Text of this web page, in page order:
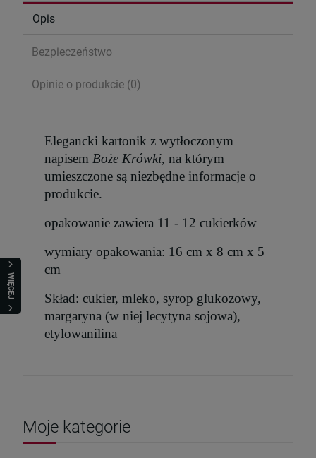
29,99 zł
Cena regularna: 39,99 zł
Najniższa cena: 29,99 zł
szt.
DO KOSZYKA
WIĘCEJ
Opis
Bezpieczeństwo
Opinie o produkcie (0)
Elegancki kartonik z wytłoczonym
napisem Boże Krówki, na którym
umieszczone są niezbędne informacje o
produkcie.
opakowanie zawiera 11 - 12 cukierków
wymiary opakowania: 16 cm x 8 cm x 5
cm
Skład: cukier, mleko, syrop glukozowy,
margaryna (w niej lecytyna sojowa),
etylowanilina
Moje kategorie